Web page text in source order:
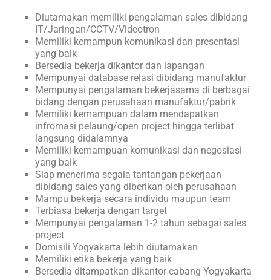
Diutamakan memiliki pengalaman sales dibidang
IT/Jaringan/CCTV/Videotron
Memiliki kemampun komunikasi dan presentasi
yang baik
Bersedia bekerja dikantor dan lapangan
Mempunyai database relasi dibidang manufaktur
Mempunyai pengalaman bekerjasama di berbagai
bidang dengan perusahaan manufaktur/pabrik
Memiliki kemampuan dalam mendapatkan
infromasi pelaung/open project hingga terlibat
langsung didalamnya
Memiliki kemampuan komunikasi dan negosiasi
yang baik
Siap menerima segala tantangan pekerjaan
dibidang sales yang diberikan oleh perusahaan
Mampu bekerja secara individu maupun team
Terbiasa bekerja dengan target
Mempunyai pengalaman 1-2 tahun sebagai sales
project
Domisili Yogyakarta lebih diutamakan
Memiliki etika bekerja yang baik
Bersedia ditampatkan dikantor cabang Yogyakarta